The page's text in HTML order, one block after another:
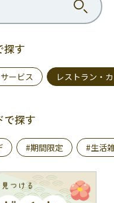
探す
ービス レストラン・
で探す
#期間限定 #生活